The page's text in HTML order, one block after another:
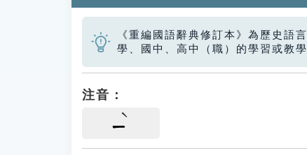
《重編國語辭典修訂本》為歷史語
學、國中、高中（職）的學習或教
注音：
ㄧ